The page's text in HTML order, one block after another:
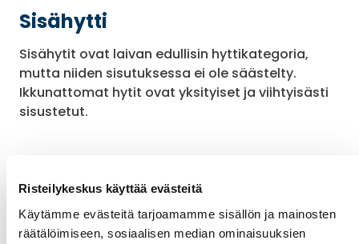
Risteilykeskus käyttää evästeitä
Käytämme evästeitä tarjoamamme sisällön ja mainosten
räätälöimiseen, sosiaalisen median ominaisuuksien
Sisähytti
Sisähytit ovat laivan edullisin hyttikategoria,
mutta niiden sisutuksessa ei ole säästelty.
Ikkunattomat hytit ovat yksityiset ja viihtyisästi
sisustetut.
Hytin koko: 17-19 m²